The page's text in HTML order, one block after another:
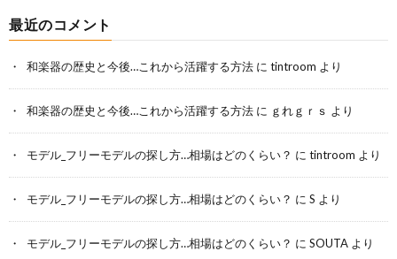
最近のコメント
和楽器の歴史と今後…これから活躍する方法 に tintroom より
和楽器の歴史と今後…これから活躍する方法 に ｇれｇｒｓ より
モデル_フリーモデルの探し方…相場はどのくらい？ に tintroom より
モデル_フリーモデルの探し方…相場はどのくらい？ に S より
モデル_フリーモデルの探し方…相場はどのくらい？ に SOUTA より